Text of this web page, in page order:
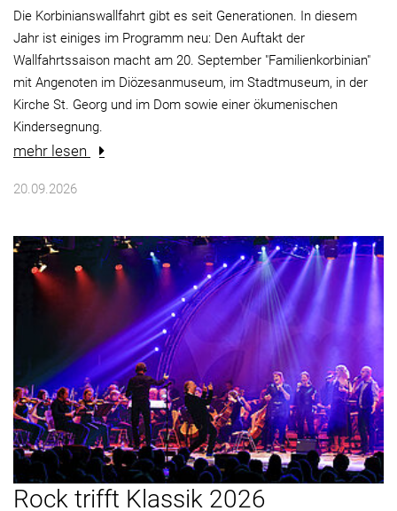
Die Korbinianswallfahrt gibt es seit Generationen. In diesem
Jahr ist einiges im Programm neu: Den Auftakt der
Wallfahrtssaison macht am 20. September "Familienkorbinian"
mit Angenoten im Diözesanmuseum, im Stadtmuseum, in der
Kirche St. Georg und im Dom sowie einer ökumenischen
Kindersegnung.
mehr lesen
20.09.2026
Rock trifft Klassik 2026